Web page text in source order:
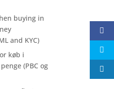
buying in
and KYC)
køb i
(PBC og